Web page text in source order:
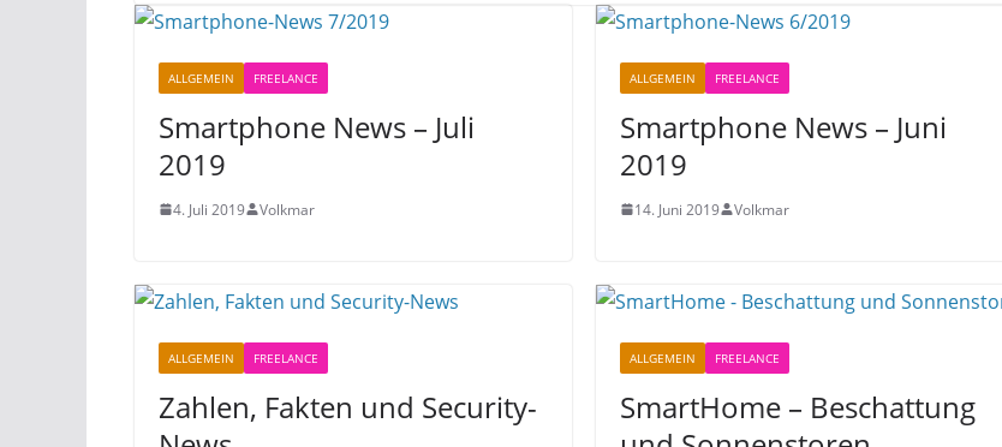
ALLGEMEIN FREELANCE
Smartphone News – Juli
2019
4. Juli 2019 Volkmar
ALLGEMEIN FREELANCE
Smartphone News – Juni
2019
14. Juni 2019 Volkmar
ALLGEMEIN FREELANCE
Zahlen, Fakten und Security-
ALLGEMEIN FREELANCE
SmartHome – Beschattung